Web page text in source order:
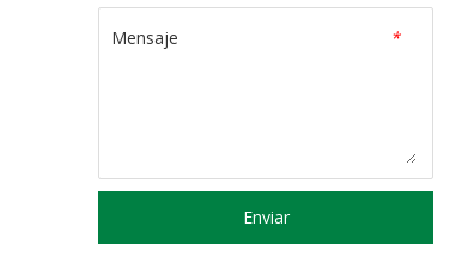
*
Mensaje
Enviar